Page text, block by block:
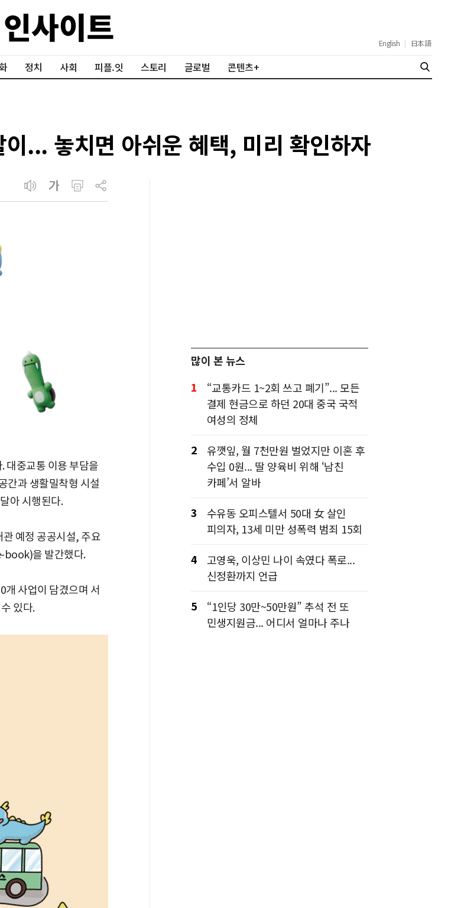
English | 日本語
정치 사회 피플.잇 스토리 글로벌 콘텐츠+
... 놓치면 아쉬운 혜택, 미리 확인하자
대중교통 이용 부담을
간과 생활밀착형 시설
아 시행된다.
예정 공공시설, 주요
book)을 발간했다.
사업이 담겼으며 서
있다.
많이 본 뉴스
1
“교통카드 1~2회 쓰고 폐기”... 모든
결제 현금으로 하던 20대 중국 국적
여성의 정체
2
유깻잎, 월 7천만원 벌었지만 이혼 후
수입 0원... 딸 양육비 위해 ‘남친
카페’서 알바
3
수유동 오피스텔서 50대 女 살인
피의자, 13세 미만 성폭력 범죄 15회
4
고영욱, 이상민 나이 속였다 폭로...
신정환까지 언급
5
“1인당 30만~50만원” 추석 전 또
민생지원금... 어디서 얼마나 주나